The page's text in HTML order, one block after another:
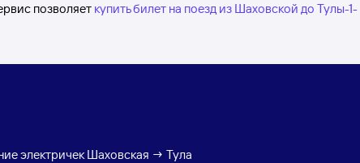
позволяет купить билет на поезд из Шаховской до Тулы-1-
электричек Шаховская → Тула